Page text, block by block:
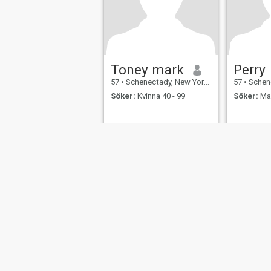
Toney mark
57 • Schenectady, New York, USA
Söker: Kvinna 40 - 99
Perry
57 •
Söker: